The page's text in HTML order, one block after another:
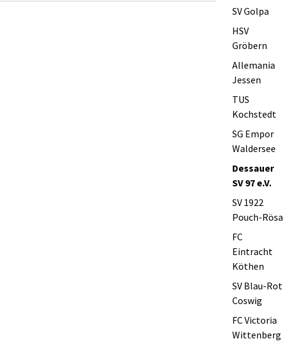
SV Golpa
HSV
Gröbern
Allemania
Jessen
TUS
Kochstedt
SG Empor
Waldersee
Dessauer
SV 97 e.V.
SV 1922
Pouch-Rösa
FC
Eintracht
Köthen
SV Blau-Rot
Coswig
FC Victoria
Wittenberg